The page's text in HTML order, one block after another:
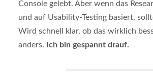
Console gelebt. Aber wenn das
und auf Usability-Testing basiert,
Wird schnell klar, ob das wirklich
anders.
Ich bin gespannt drauf.